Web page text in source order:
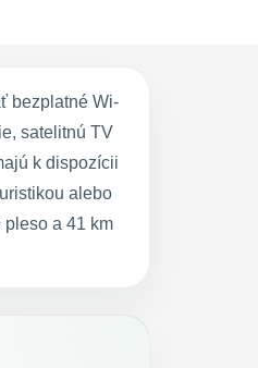
bezplatné Wi-
satelitnú TV
k dispozícii
alebo
a 41 km